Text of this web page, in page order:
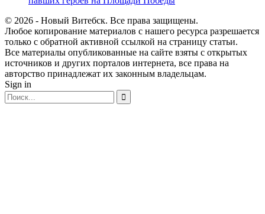
© 2026 - Новый Витебск. Все права защищены.
Любое копирование материалов с нашего ресурса разрешается
только с обратной активной ссылкой на страницу статьи.
Все материалы опубликованные на сайте взяты с открытых
источников и других порталов интернета, все права на
авторство принадлежат их законным владельцам.
Sign in